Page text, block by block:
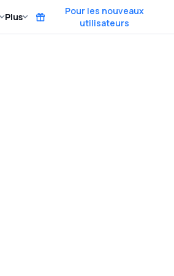
Plus
Pour les nouveaux
utilisateurs